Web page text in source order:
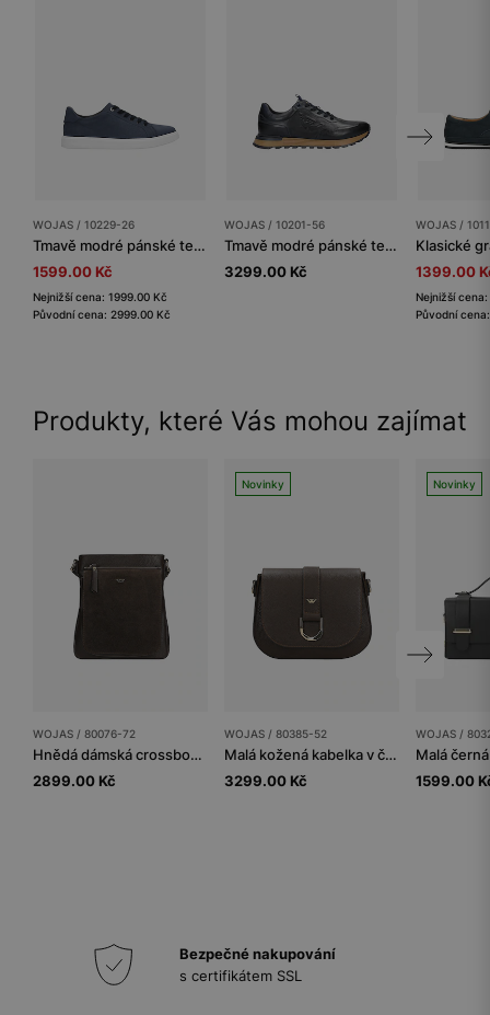
WOJAS / 10229-26
Tmavě modré pánské tenisky na bílé podrážce
1599.00 Kč
Nejnižší cena: 1999.00 Kč
Původní cena: 2999.00 Kč
WOJAS / 10201-56
Tmavě modré pánské tenisky s vytlačeným logem
3299.00 Kč
WOJAS /
1399.00
Nejnižší
Původní
Produkty, které Vás mohou zajímat
WOJAS / 80076-72
Hnědá dámská crossbody kabelka z kombinovaných kůží
2899.00 Kč
Novinky
WOJAS / 80385-52
Malá kožená kabelka v čokoládově hnědé
3299.00 Kč
Novinky
WOJAS /
1599.00
Bezpečné nakupování
s certifikátem SSL